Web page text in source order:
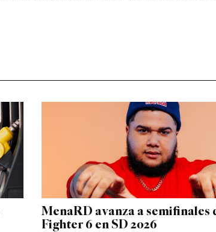
MenaRD avanza a semifinales
Fighter 6 en SD 2026